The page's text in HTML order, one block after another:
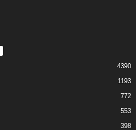
4390
1193
772
553
398